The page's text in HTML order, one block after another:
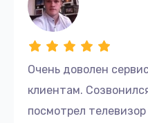
Замена
Очень доволен
клиентам.
посмотрел